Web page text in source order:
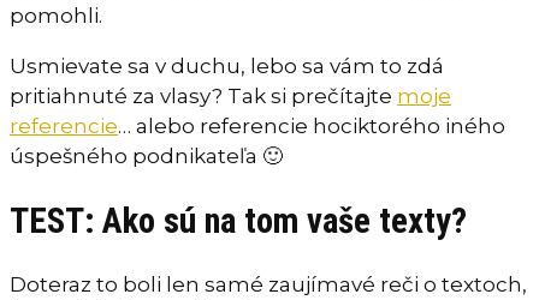
pomohli.
Usmievate sa v duchu, lebo sa vám to zdá
pritiahnuté za vlasy? Tak si prečítajte moje
referencie… alebo referencie hociktorého iného
úspešného podnikateľa 🙂
TEST: Ako sú na tom vaše texty?
Doteraz to boli len samé zaujímavé reči o textoch,